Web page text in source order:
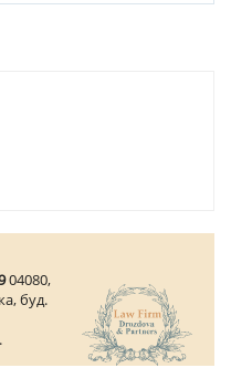
04080,
буд.